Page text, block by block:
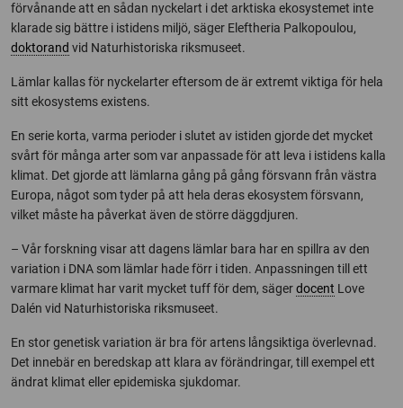
förvånande att en sådan nyckelart i det arktiska ekosystemet inte
klarade sig bättre i istidens miljö, säger Eleftheria Palkopoulou,
doktorand vid Naturhistoriska riksmuseet.
Lämlar kallas för nyckelarter eftersom de är extremt viktiga för hela
sitt ekosystems existens.
En serie korta, varma perioder i slutet av istiden gjorde det mycket
svårt för många arter som var anpassade för att leva i istidens kalla
klimat. Det gjorde att lämlarna gång på gång försvann från västra
Europa, något som tyder på att hela deras ekosystem försvann,
vilket måste ha påverkat även de större däggdjuren.
– Vår forskning visar att dagens lämlar bara har en spillra av den
variation i DNA som lämlar hade förr i tiden. Anpassningen till ett
varmare klimat har varit mycket tuff för dem, sägerdocent Love
Dalén vid Naturhistoriska riksmuseet.
En stor genetisk variation är bra för artens långsiktiga överlevnad.
Det innebär en beredskap att klara av förändringar, till exempel ett
ändrat klimat eller epidemiska sjukdomar.